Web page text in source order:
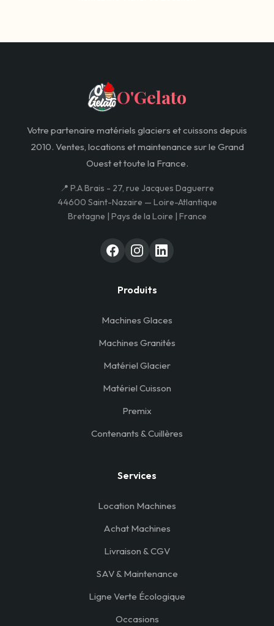
O'Gelato
Votre partenaire matériels glaciers et cuissons depuis
2010. Ventes, locations et maintenance sur le Grand
Ouest et toute la France.
📍 P.A Brais - 27, rue Jacques Daguerre
44600 Saint-Nazaire — Loire-Atlantique
Bretagne | Pays de la Loire | France
Produits
Machines Glaces
Machines Granités
Matériel Glacier
Matériel Cuisson
Premix
Contenants & Cuillères
Services
Location Machines
Achat Machines
Livraison & CGV
SAV & Maintenance
Ligne Verte Écologique
Occasions